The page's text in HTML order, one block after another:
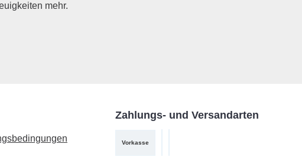
mehr.
Zahlungs- und Versandarten
Vorkasse